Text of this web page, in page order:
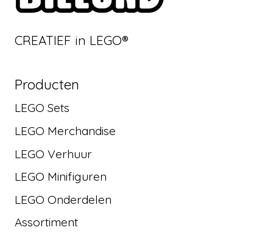
CREATIEF in LEGO®
Producten
LEGO Sets
LEGO Merchandise
LEGO Verhuur
LEGO Minifiguren
LEGO Onderdelen
Assortiment